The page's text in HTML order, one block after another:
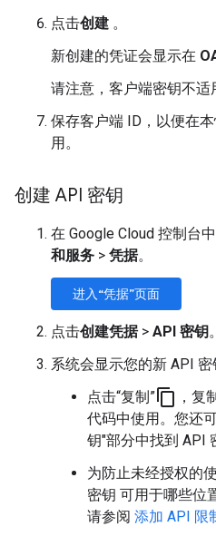
点击创建 。
新创建的凭证会显示在
请注意，客户端密钥不适
保存客户端 ID，以便在
用。
创建 API 密钥
在 Google Cloud 控制台
和服务 > 凭据。
进入“凭据”页面
点击创建凭据 > API 密钥。
系统会显示您的新 API 密
点击“复制”content_copy ，复
代码中使用。您还
钥"部分中找到 API
为防止未经授权的
密钥 可用于哪些位
请参阅 添加 API 限